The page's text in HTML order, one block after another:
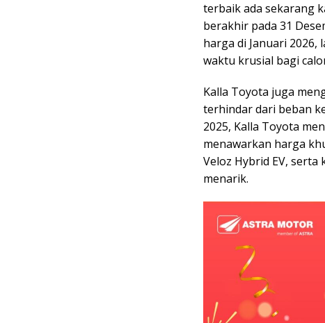
terbaik ada sekarang
berakhir pada 31
harga di Januari
waktu krusial bagi
Kalla Toyota juga
terhindar dari beban
2025, Kalla Toyota
menawarkan harga
Veloz Hybrid EV,
menarik.